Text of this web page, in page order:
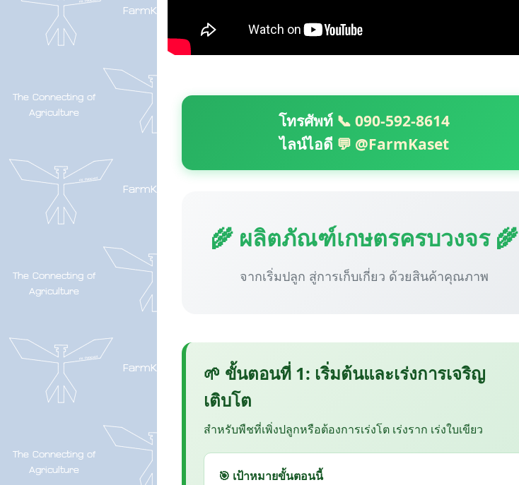
โทรศัพท์ 📞 090-592-8614
ไลน์ไอดี 💬 @FarmKaset
🌾 ผลิตภัณฑ์เกษตรครบวงจร 🌾
จากเริ่มปลูก สู่การเก็บเกี่ยว ด้วยสินค้าคุณภาพ
🌱 ขั้นตอนที่ 1: เริ่มต้นและเร่งการเจริญ
เติบโต
สำหรับพืชที่เพิ่งปลูกหรือต้องการเร่งโต เร่งราก เร่งใบเขียว
🎯 เป้าหมายขั้นตอนนี้